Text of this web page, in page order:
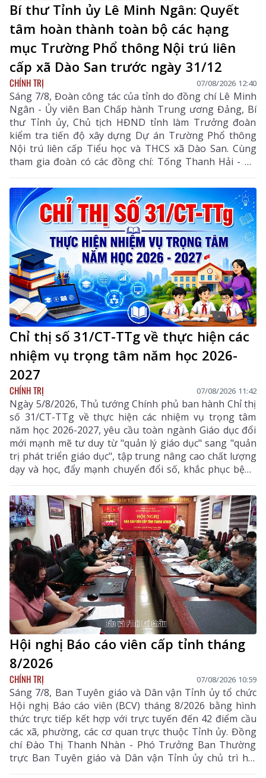
Bí thư Tỉnh ủy Lê Minh Ngân: Quyết
tâm hoàn thành toàn bộ các hạng
mục Trường Phổ thông Nội trú liên
cấp xã Dào San trước ngày 31/12
CHÍNH TRỊ 07/08/2026 12:40
Sáng 7/8, Đoàn công tác của tỉnh do đồng chí Lê Minh
Ngân - Ủy viên Ban Chấp hành Trung ương Đảng, Bí
thư Tỉnh ủy, Chủ tịch HĐND tỉnh làm Trưởng đoàn
kiểm tra tiến độ xây dựng Dự án Trường Phổ thông
Nội trú liên cấp Tiểu học và THCS xã Dào San. Cùng
tham gia đoàn có các đồng chí: Tống Thanh Hải - Uỷ
viên Ban Thường vụ Tỉnh ủy, Phó Chủ tịch Thường
trực UBND tỉnh; Lê Đức Dục - Ủy viên Ban Thường vụ,
Trưởng Ban Tuyên giáo và Dân vận Tỉnh ủy; lãnh đạo
một số sở, ngành liên quan và xã Dào San.
Chỉ thị số 31/CT-TTg về thực hiện các
nhiệm vụ trọng tâm năm học 2026-
2027
CHÍNH TRỊ 07/08/2026 11:42
Ngày 5/8/2026, Thủ tướng Chính phủ ban hành Chỉ thị
số 31/CT-TTg về thực hiện các nhiệm vụ trọng tâm
năm học 2026-2027, yêu cầu toàn ngành Giáo dục đổi
mới mạnh mẽ tư duy từ "quản lý giáo dục" sang "quản
trị phát triển giáo dục", tập trung nâng cao chất lượng
dạy và học, đẩy mạnh chuyển đổi số, khắc phục bệnh
thành tích, bảo đảm đủ giáo viên, trường lớp, cơ sở
vật chất và xây dựng môi trường giáo dục an toàn,
hiện đại, đáp ứng yêu cầu phát triển nguồn nhân lực
chất lượng cao.
Hội nghị Báo cáo viên cấp tỉnh tháng
8/2026
CHÍNH TRỊ 07/08/2026 10:59
Sáng 7/8, Ban Tuyên giáo và Dân vận Tỉnh ủy tổ chức
Hội nghị Báo cáo viên (BCV) tháng 8/2026 bằng hình
thức trực tiếp kết hợp với trực tuyến đến 42 điểm cầu
các xã, phường, các cơ quan trực thuộc Tỉnh ủy. Đồng
chí Đào Thị Thanh Nhàn - Phó Trưởng Ban Thường
trực Ban Tuyên giáo và Dân vận Tỉnh ủy chủ trì hội
nghị.